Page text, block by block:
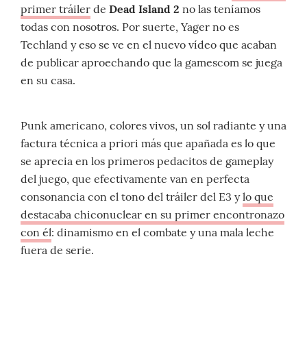
primer tráiler de Dead Island 2 no las teníamos
todas con nosotros. Por suerte, Yager no es
Techland y eso se ve en el nuevo vídeo que acaban
de publicar aproechando que la gamescom se juega
en su casa.
Punk americano, colores vivos, un sol radiante y una
factura técnica a priori más que apañada es lo que
se aprecia en los primeros pedacitos de gameplay
del juego, que efectivamente van en perfecta
consonancia con el tono del tráiler del E3 ylo que
destacaba chiconuclear en su primer encontronazo
con él: dinamismo en el combate y una mala leche
fuera de serie.